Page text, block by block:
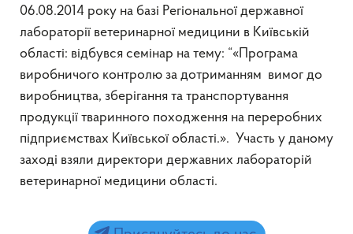
06.08.2014 року на базі Регіональної державної
лабораторії ветеринарної медицини в Київській
області: відбувся семінар на тему: “«Програма
виробничого контролю за дотриманням вимог до
виробництва, зберігання та транспортування
продукції тваринного походження на переробних
підприємствах Київської області.». Участь у даному
заході взяли директори державних лабораторій
ветеринарної медицини області.